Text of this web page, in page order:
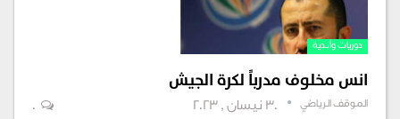
دوريات وأندية
انس مخلوف مدرباً لكرة الجيش
الموقف الرياضي 30 نيسان , 2023 0